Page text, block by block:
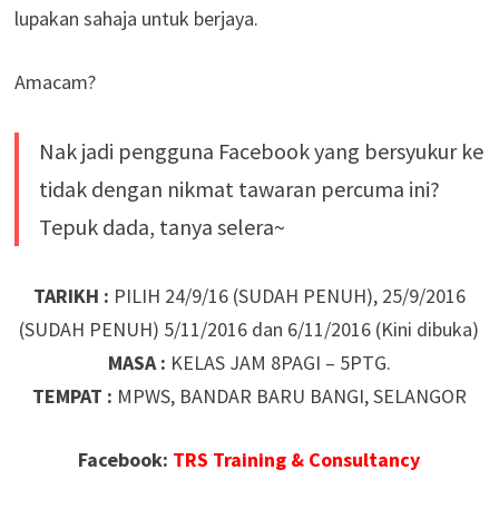
lupakan sahaja untuk berjaya.
Amacam?
Nak jadi pengguna Facebook yang bersyukur ke
tidak dengan nikmat tawaran percuma ini?
Tepuk dada, tanya selera~
TARIKH : PILIH 24/9/16 (SUDAH PENUH), 25/9/2016
(SUDAH PENUH) 5/11/2016 dan 6/11/2016 (Kini dibuka)
MASA : KELAS JAM 8PAGI – 5PTG.
TEMPAT : MPWS, BANDAR BARU BANGI, SELANGOR
Facebook: TRS Training & Consultancy